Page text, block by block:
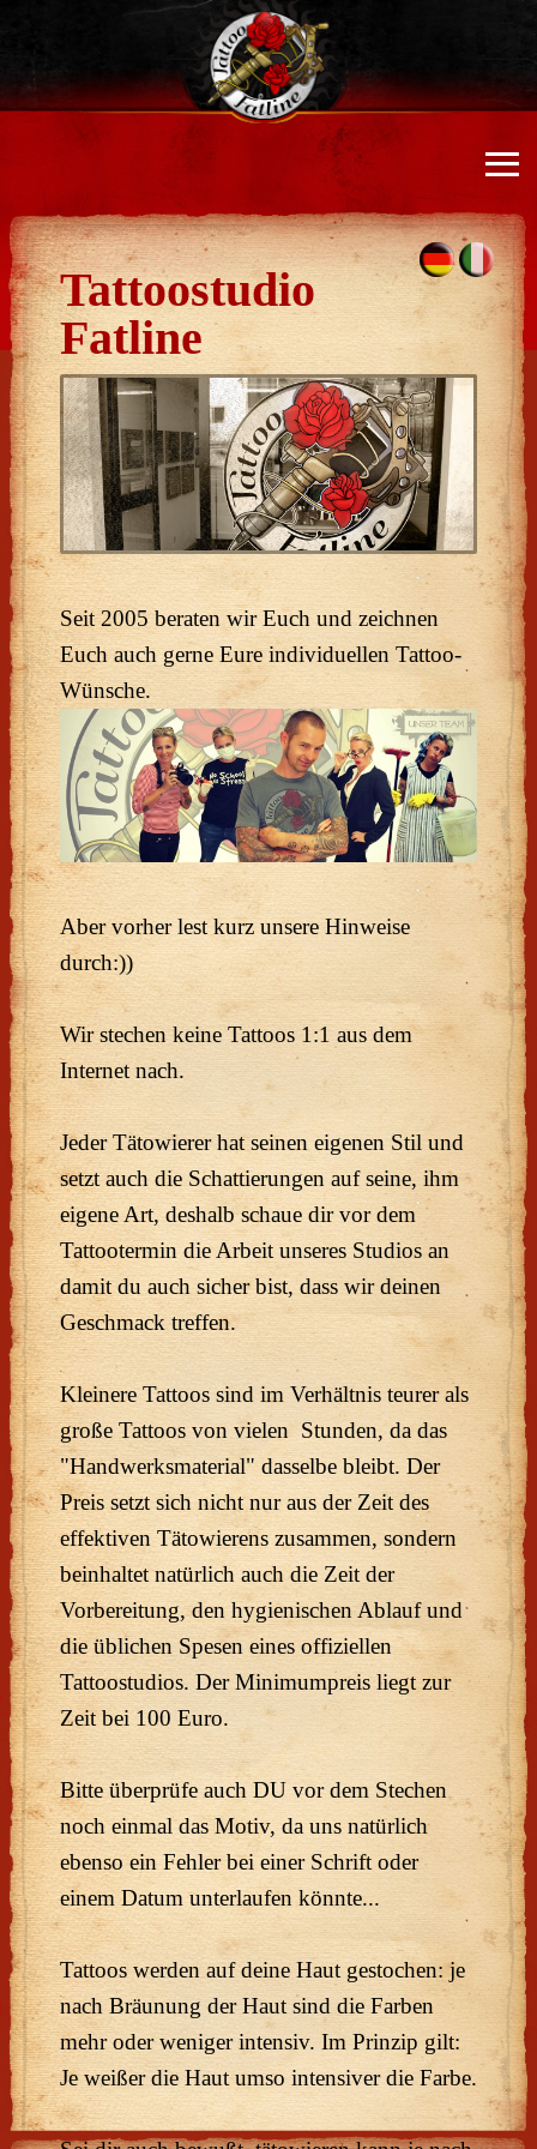
≡
Tattoostudio
Fatline
Seit 2005 beraten wir Euch und zeichnen
Euch auch gerne Eure individuellen Tattoo-
Wünsche.
Aber vorher lest kurz unsere Hinweise
durch:))
Wir stechen keine Tattoos 1:1 aus dem
Internet nach.
Jeder Tätowierer hat seinen eigenen Stil und
setzt auch die Schattierungen auf seine, ihm
eigene Art, deshalb schaue dir vor dem
Tattootermin die Arbeit unseres Studios an
damit du auch sicher bist, dass wir deinen
Geschmack treffen.
Kleinere Tattoos sind im Verhältnis teurer als
große Tattoos von vielen Stunden, da das
"Handwerksmaterial" dasselbe bleibt. Der
Preis setzt sich nicht nur aus der Zeit des
effektiven Tätowierens zusammen, sondern
beinhaltet natürlich auch die Zeit der
Vorbereitung, den hygienischen Ablauf und
die üblichen Spesen eines offiziellen
Tattoostudios. Der Minimumpreis liegt zur
Zeit bei 100 Euro.
Bitte überprüfe auch DU vor dem Stechen
noch einmal das Motiv, da uns natürlich
ebenso ein Fehler bei einer Schrift oder
einem Datum unterlaufen könnte...
Tattoos werden auf deine Haut gestochen: je
nach Bräunung der Haut sind die Farben
mehr oder weniger intensiv. Im Prinzip gilt:
Je weißer die Haut umso intensiver die Farbe.